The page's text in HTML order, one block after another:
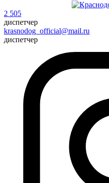
2 505
диспетчер
krasnodog_official@mail.ru
диспетчер